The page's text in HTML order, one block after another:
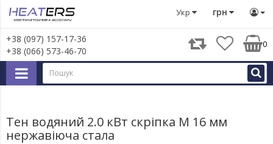
грн
Укр
+38 (097) 157-17-36
+38 (066) 573-46-70
0
Тени Тени для води (U-подібні) Тен водяний 2.0 кВт
Тен водяний 2.0 кВт скріпка M 16 мм
нержавіюча стала